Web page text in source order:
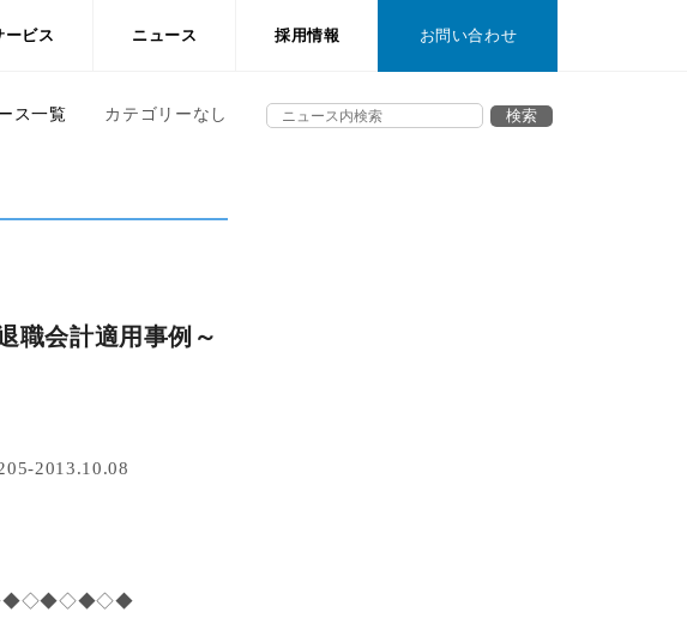
ービス ニュース 採用情報 お問い合わせ
ス一覧 カテゴリーなし
職会計適用事例～